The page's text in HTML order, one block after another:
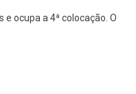
ocupa a 4ª colocação. O